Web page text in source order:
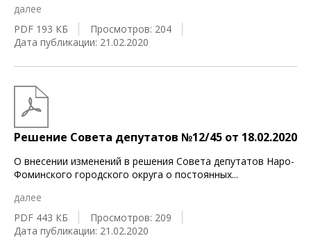
далее
PDF 193 КБ
Просмотров: 204
Дата публикации: 21.02.2020
Решение Совета депутатов №12/45 от 18.02.2020
О внесении изменений в решения Совета депутатов Наро-
Фоминского городского округа о постоянных...
далее
PDF 443 КБ
Просмотров: 209
Дата публикации: 21.02.2020